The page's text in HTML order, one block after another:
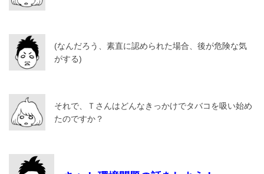
(なんだろう、素直に認められた場合、後が危険な気
がする)
それで、Ｔさんはどんなきっかけでタバコを吸い始め
たのですか？